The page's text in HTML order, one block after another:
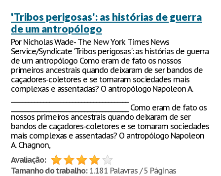
'Tribos perigosas': as histórias de guerra
de um antropólogo
Por Nicholas Wade- The New York Times News
Service/Syndicate 'Tribos perigosas': as histórias de guerra
de um antropólogo Como eram de fato os nossos
primeiros ancestrais quando deixaram de ser bandos de
caçadores-coletores e se tornaram sociedades mais
complexas e assentadas? O antropólogo Napoleon A.
________________________________________ Como eram de fato os
nossos primeiros ancestrais quando deixaram de ser
bandos de caçadores-coletores e se tornaram sociedades
mais complexas e assentadas? O antropólogo Napoleon
A. Chagnon,
Avaliação:
Tamanho do trabalho:1.181 Palavras / 5 Páginas